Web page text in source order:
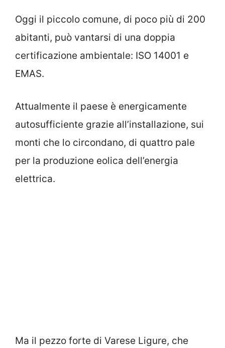
Oggi il piccolo comune, di poco più di 200
abitanti, può vantarsi di una doppia
certificazione ambientale: ISO 14001 e
EMAS.
Attualmente il paese è energicamente
autosufficiente grazie all’installazione, sui
monti che lo circondano, di quattro pale
per la produzione eolica dell’energia
elettrica.
Ma il pezzo forte di Varese Ligure, che